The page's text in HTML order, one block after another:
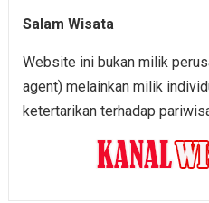
Salam Wisata
Website ini bukan milik
agent) melainkan milik
ketertarikan terhadap